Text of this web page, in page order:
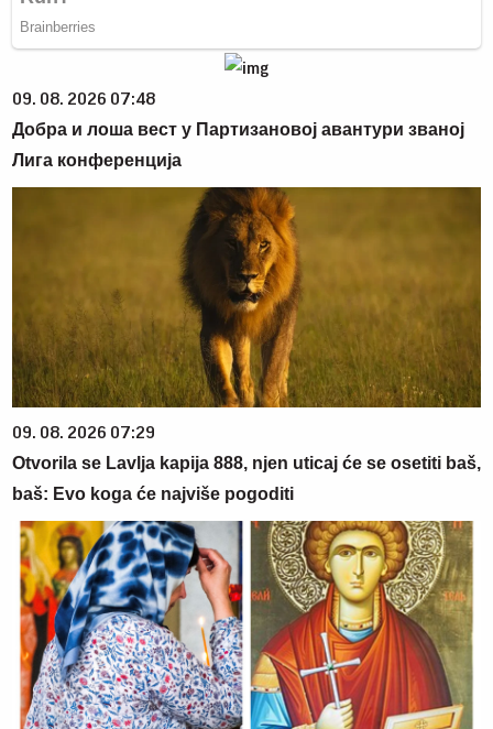
09. 08. 2026 07:48
Добра и лоша вест у Партизановој авантури званој
Лига конференција
09. 08. 2026 07:29
Otvorila se Lavlja kapija 888, njen uticaj će se osetiti baš,
baš: Evo koga će najviše pogoditi